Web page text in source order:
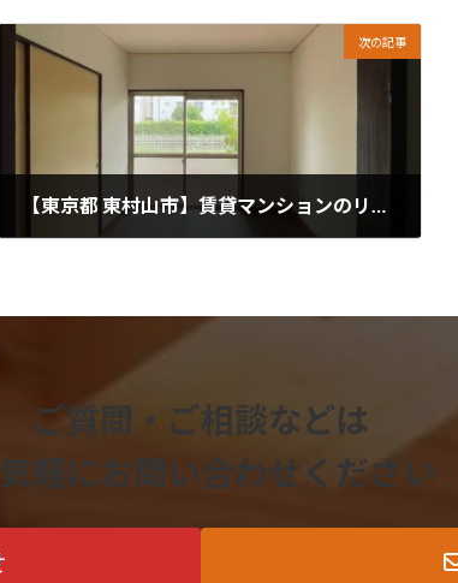
次の記事
【東京都 東村山市】賃貸マンションのリノベーション
ご質問・ご相談などは
軽にお問い合わせください